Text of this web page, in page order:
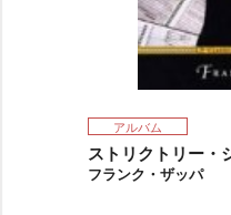
アルバム
ストリクトリー・
フランク・ザッパ